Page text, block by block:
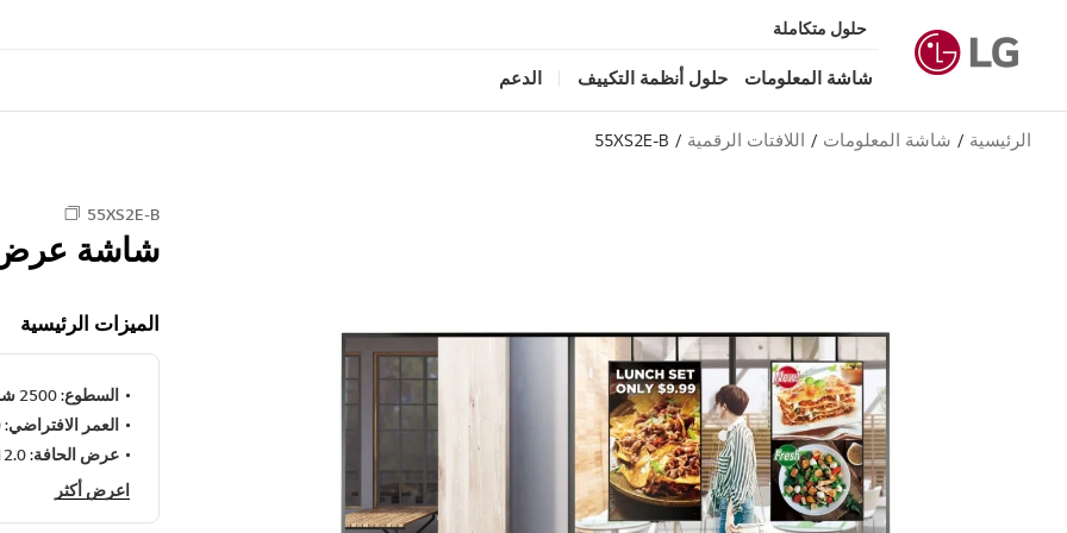
حلول متكاملة
شاشة المعلومات حلول أنظمة التكييف الدعم
الرئيسية شاشة المعلومات اللافتات الرقمية 55XS2E-B
55XS2E-B
شاشة عرض
الميزات الرئيسية
السطوع: 2500 شمعة/متر مربع (قياسي)
العمر الافتراضي: 50,000 ساعات
عرض الحافة: 12.0 ملم (العلوية/السفلية) 9.9 ملم (اليسرى/اليمنى)
اعرض أكثر